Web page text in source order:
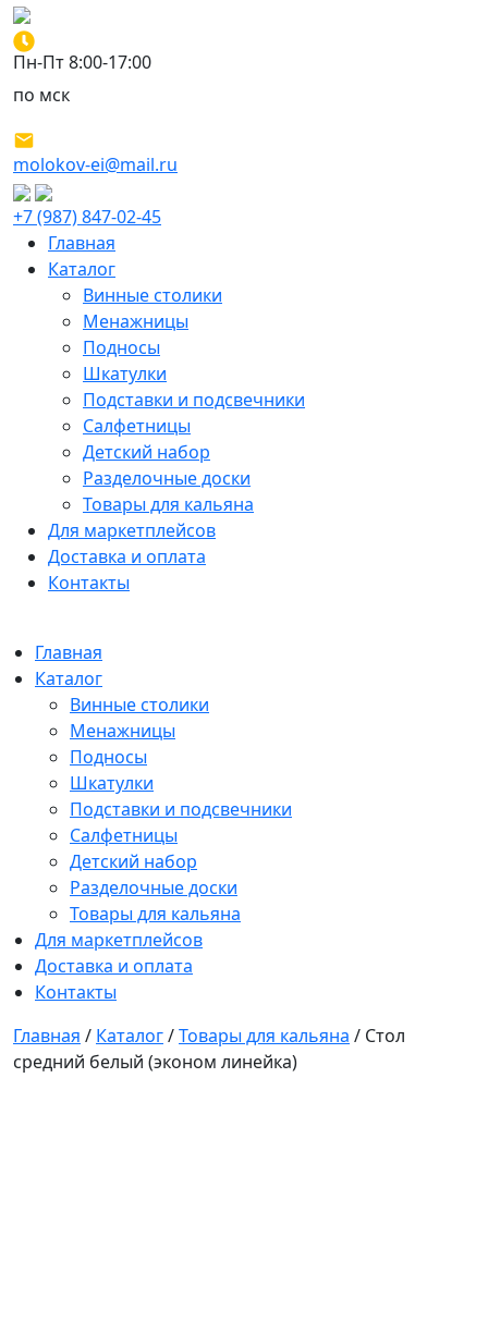
Пн-Пт 8:00-17:00
по мск
molokov-ei@mail.ru
+7 (987) 847-02-45
Главная
Каталог
Винные столики
Менажницы
Подносы
Шкатулки
Подставки и подсвечники
Салфетницы
Детский набор
Разделочные доски
Товары для кальяна
Для маркетплейсов
Доставка и оплата
Контакты
Главная
Каталог
Винные столики
Менажницы
Подносы
Шкатулки
Подставки и подсвечники
Салфетницы
Детский набор
Разделочные доски
Товары для кальяна
Для маркетплейсов
Доставка и оплата
Контакты
Главная / Каталог/Товары для кальяна / Стол
средний белый (эконом линейка)